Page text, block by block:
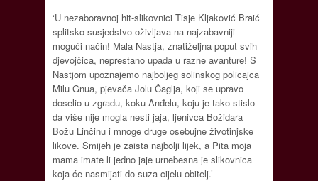
‘U nezaboravnoj hit-slikovnici Tisje Kljaković Braić
splitsko susjedstvo oživljava na najzabavniji
mogući način! Mala Nastja, znatiželjna poput svih
djevojčica, neprestano upada u razne avanture! S
Nastjom upoznajemo najboljeg solinskog policajca
Milu Gnua, pjevača Jolu Čaglja, koji se upravo
doselio u zgradu, koku Anđelu, koju je tako stislo
da više nije mogla nesti jaja, ljenivca Božidara
Božu Linčinu i mnoge druge osebujne životinjske
likove. Smijeh je zaista najbolji lijek, a Pita moja
mama imate li jedno jaje urnebesna je slikovnica
koja će nasmijati do suza cijelu obitelj.’